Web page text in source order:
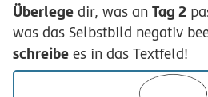
Überlege dir, was an Tag 2
was das Selbstbild negativ
schreibe es in das Textfeld!